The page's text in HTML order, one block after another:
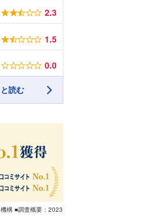
2.3
1.5
0.0
読む
構 ■調査概要：2023